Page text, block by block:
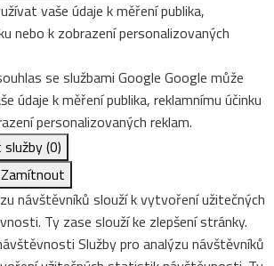
vaše údaje k měření publika,
nebo k zobrazení personalizovaných
se službami Google Google může
údaje k měření publika, reklamnímu účinku
personalizovaných reklam.
(0)
Zamítnout
návštěvníků slouží k vytvoření užitečných
Ty zase slouží ke zlepšení stránky.
Služby pro analýzu návštěvníků